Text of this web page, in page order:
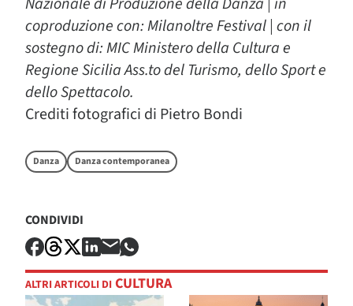
coproduzione con: Milanoltre Festival | con il
sostegno di: MIC Ministero della Cultura e
Regione Sicilia Ass.to del Turismo, dello Sport e
dello Spettacolo.
Crediti fotografici di Pietro Bondi
Danza Danza contemporanea
CONDIVIDI
ALTRI ARTICOLI DI CULTURA